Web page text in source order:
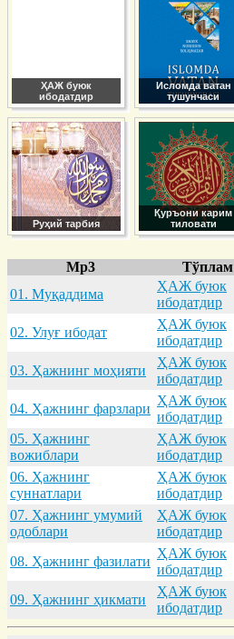
ҲАЖ буюк
ибодатдир
Исломда ватан
тушунчаси
Руҳий тарбия
Қуръони карим
тиловати
Mp3 Тўплам
01. Муқaддимa
ҲАЖ буюк
ибодатдир
02. Улуғ ибодaт
ҲАЖ буюк
ибодатдир
03. Ҳaжнинг моҳияти
ҲАЖ буюк
ибодатдир
04. Ҳaжнинг фaрзлaри
ҲАЖ буюк
ибодатдир
05. Ҳaжнинг
вожиблaри
ҲАЖ буюк
ибодатдир
06. Ҳaжнинг
суннaтлaри
ҲАЖ буюк
ибодатдир
07. Ҳaжнинг умумий
одоблaри
ҲАЖ буюк
ибодатдир
08. Ҳaжнинг фaзилaти
ҲАЖ буюк
ибодатдир
09. Ҳaжнинг ҳикмaти
ҲАЖ буюк
ибодатдир